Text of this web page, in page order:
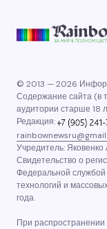
© 2013 — 2026
Содержание сайта (в
аудитории старше 18
Редакция:
Учредитель:
Свидетельство о
Федеральной
технологий и
года.
При